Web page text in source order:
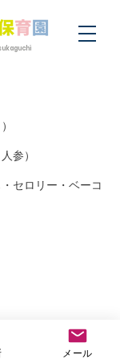
）
人参）
セロリー・ベーコ
メール